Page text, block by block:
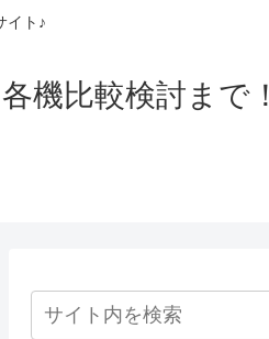
イト♪
機比較検討まで！